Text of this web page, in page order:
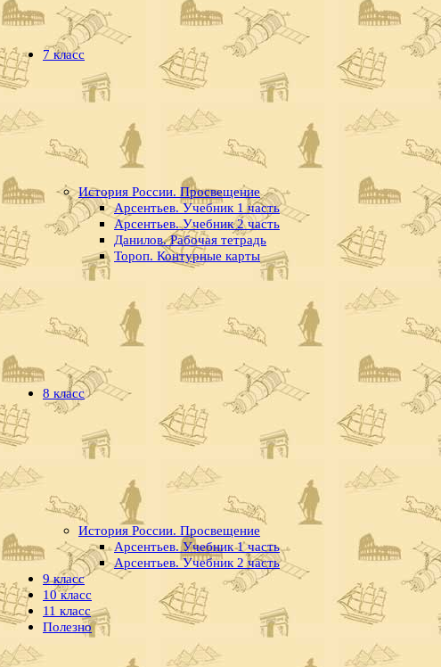
7 класс
История России. Просвещение
Арсентьев. Учебник 1 часть
Арсентьев. Учебник 2 часть
Данилов. Рабочая тетрадь
Тороп. Контурные карты
8 класс
История России. Просвещение
Арсентьев. Учебник 1 часть
Арсентьев. Учебник 2 часть
9 класс
10 класс
11 класс
Полезно